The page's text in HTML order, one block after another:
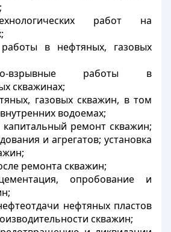
работ на
в нефтяных, газовых
взрывные работы в
скважинах;
газовых скважин, в том
водоемах;
ремонт скважин;
и агрегатов; установка
ремонта скважин;
опробование и
нефтяных пластов
скважин;